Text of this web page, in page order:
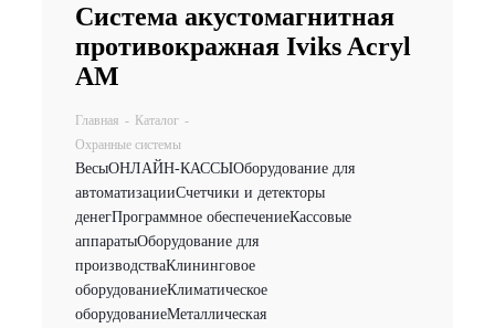
Система акустомагнитная
противокражная Iviks Acryl
АМ
Главная - Каталог -
Охранные системы
ВесыОНЛАЙН-КАССЫОборудование для
автоматизацииСчетчики и детекторы
денегПрограммное обеспечениеКассовые
аппаратыОборудование для
производстваКлининговое
оборудованиеКлиматическое
оборудованиеМеталлическая